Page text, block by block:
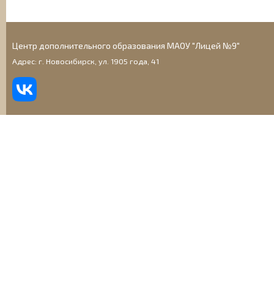
Центр дополнительного образования МАОУ "Лицей №9"
Адрес: г. Новосибирск, ул. 1905 года, 41